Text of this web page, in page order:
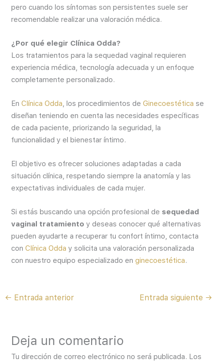
pero cuando los síntomas son persistentes suele ser
recomendable realizar una valoración médica.
¿Por qué elegir Clínica Odda?
Los tratamientos para la sequedad vaginal requieren
experiencia médica, tecnología adecuada y un enfoque
completamente personalizado.
EnClínica Odda, los procedimientos deGinecoestética se
diseñan teniendo en cuenta las necesidades específicas
de cada paciente, priorizando la seguridad, la
funcionalidad y el bienestar íntimo.
El objetivo es ofrecer soluciones adaptadas a cada
situación clínica, respetando siempre la anatomía y las
expectativas individuales de cada mujer.
Si estás buscando una opción profesional de sequedad
vaginal tratamiento y deseas conocer qué alternativas
pueden ayudarte a recuperar tu confort íntimo, contacta
conClínica Odda y solicita una valoración personalizada
con nuestro equipo especializado enginecoestética.
← Entrada anterior Entrada siguiente →
Deja un comentario
Tu dirección de correo electrónico no será publicada. Los